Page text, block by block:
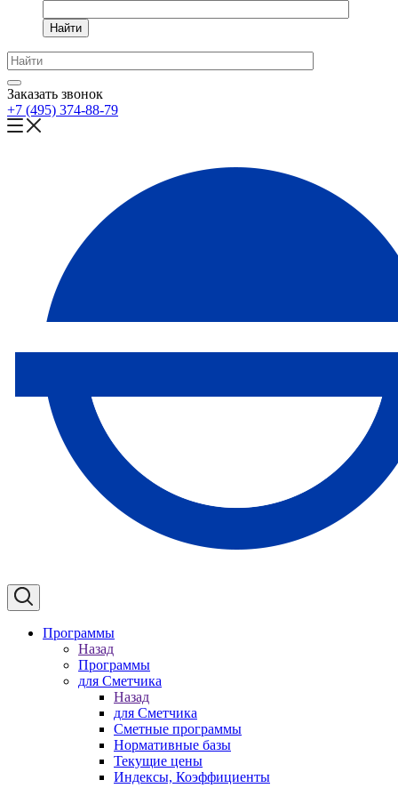
Найти
Заказать звонок
+7 (495) 374-88-79
Программы
Назад
Программы
для Сметчика
Назад
для Сметчика
Сметные программы
Нормативные базы
Текущие цены
Индексы, Коэффициенты